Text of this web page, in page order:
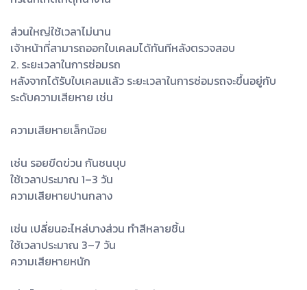
ส่วนใหญ่ใช้เวลาไม่นาน
เจ้าหน้าที่สามารถออกใบเคลมได้ทันทีหลังตรวจสอบ
2. ระยะเวลาในการซ่อมรถ
หลังจากได้รับใบเคลมแล้ว ระยะเวลาในการซ่อมรถจะขึ้นอยู่กับ
ระดับความเสียหาย เช่น
ความเสียหายเล็กน้อย
เช่น รอยขีดข่วน กันชนบุบ
ใช้เวลาประมาณ 1–3 วัน
ความเสียหายปานกลาง
เช่น เปลี่ยนอะไหล่บางส่วน ทำสีหลายชิ้น
ใช้เวลาประมาณ 3–7 วัน
ความเสียหายหนัก